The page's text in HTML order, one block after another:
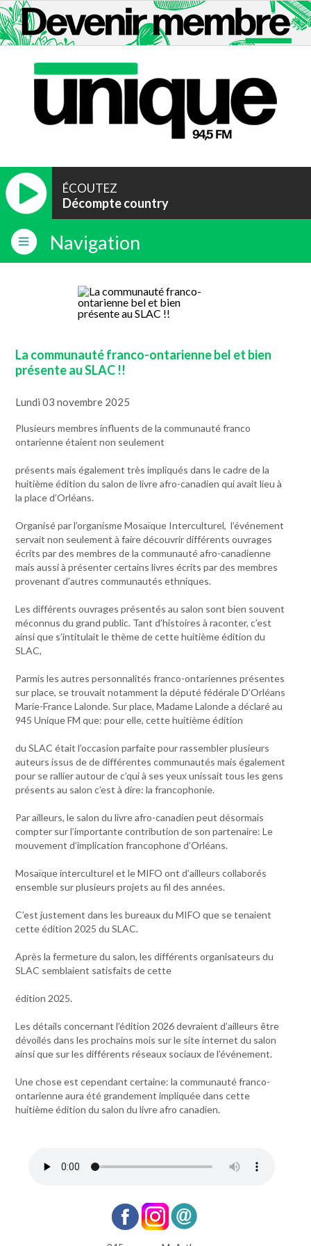
ÉCOUTEZ
Décompte country
Navigation
La communauté franco-ontarienne bel et bien
présente au SLAC !!
Lundi 03 novembre 2025
Plusieurs membres influents de la communauté franco
ontarienne étaient non seulement
présents mais également très impliqués dans le cadre de la
huitième édition du salon de livre afro-canadien qui avait lieu à
la place d’Orléans.
Organisé par l’organisme Mosaïque Interculturel, l’événement
servait non seulement à faire découvrir différents ouvrages
écrits par des membres de la communauté afro-canadienne
mais aussi à présenter certains livres écrits par des membres
provenant d’autres communautés ethniques.
Les différents ouvrages présentés au salon sont bien souvent
méconnus du grand public. Tant d’histoires à raconter, c’est
ainsi que s’intitulait le thème de cette huitième édition du
SLAC,
Parmis les autres personnalités franco-ontariennes présentes
sur place, se trouvait notamment la député fédérale D’Orléans
Marie-France Lalonde. Sur place, Madame Lalonde a déclaré au
945 Unique FM que: pour elle, cette huitième édition
du SLAC était l’occasion parfaite pour rassembler plusieurs
auteurs issus de de différentes communautés mais également
pour se rallier autour de c’qui à ses yeux unissait tous les gens
présents au salon c’est à dire: la francophonie.
Par ailleurs, le salon du livre afro-canadien peut désormais
compter sur l’importante contribution de son partenaire: Le
mouvement d’implication francophone d’Orléans.
Mosaïque interculturel et le MIFO ont d’ailleurs collaborés
ensemble sur plusieurs projets au fil des années.
C’est justement dans les bureaux du MIFO que se tenaient
cette édition 2025 du SLAC.
Après la fermeture du salon, les différents organisateurs du
SLAC semblaient satisfaits de cette
édition 2025.
Les détails concernant l’édition 2026 devraient d’ailleurs être
dévoilés dans les prochains mois sur le site internet du salon
ainsi que sur les différents réseaux sociaux de l’événement.
Une chose est cependant certaine: la communauté franco-
ontarienne aura été grandement impliquée dans cette
huitième édition du salon du livre afro canadien.